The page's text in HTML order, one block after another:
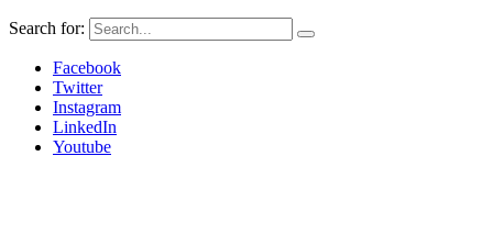
Search for:
Facebook
Twitter
Instagram
LinkedIn
Youtube